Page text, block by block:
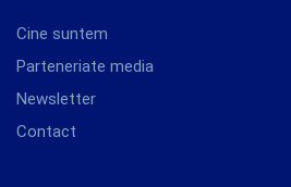
Cine suntem
Parteneriate media
Newsletter
Contact